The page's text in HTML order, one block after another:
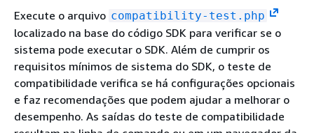
Execute o arquivo compatibility-test.php
localizado na base do código SDK para verificar se o
sistema pode executar o SDK. Além de cumprir os
requisitos mínimos de sistema do SDK, o teste de
compatibilidade verifica se há configurações opcionais
e faz recomendações que podem ajudar a melhorar o
desempenho. As saídas do teste de compatibilidade